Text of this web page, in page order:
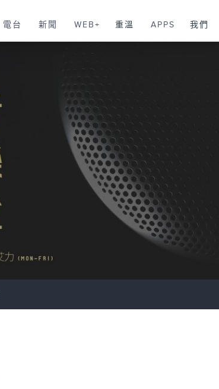
電台 新聞 WEB+ 重溫 APPS 我們